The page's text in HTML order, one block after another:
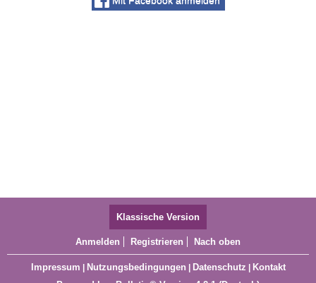
Klassische Version
Anmelden Registrieren Nach oben
Impressum Nutzungsbedingungen Datenschutz
Kontakt